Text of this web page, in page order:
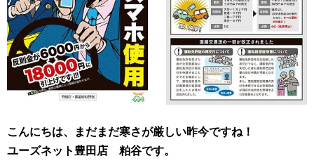
こんにちは、まだまだ寒さが厳しい昨今ですね！
ユーズネット豊田店 粕谷です。